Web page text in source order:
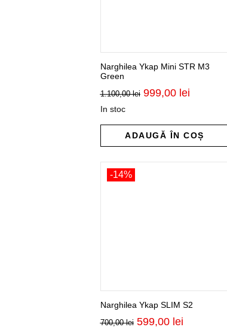
Narghilea Ykap Mini STR M3
Green
1.100,00lei Prețul
fost:
1.100,00 lei.
999,00 leiPrețul
999,00
In stoc
ADAUGĂ ÎN COȘ
-14%
Narghilea Ykap SLIM S2
700,00lei Prețul
599,00 leiPrețul